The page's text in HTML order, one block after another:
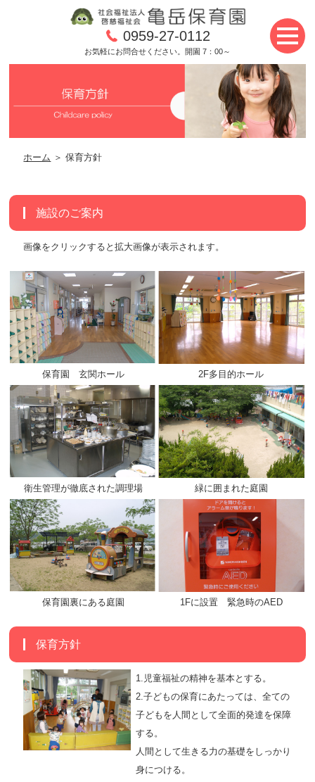
0959-27-0112
お気軽にお問合せください。開園 7：00～
ホーム ＞ 保育方針
施設のご案内
画像をクリックすると拡大画像が表示されます。
保育園 玄関ホール 2F多目的ホール
衛生管理が徹底された調理場 緑に囲まれた庭園
保育園裏にある庭園 1Fに設置 緊急時のAED
保育方針
1.児童福祉の精神を基本とする。
2.子どもの保育にあたっては、全ての
子どもを人間として全面的発達を保障
する。
人間として生きる力の基礎をしっかり
身につける。